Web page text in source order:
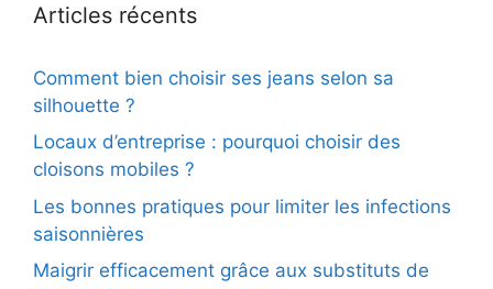
Articles récents
Comment bien choisir ses jeans selon sa
silhouette ?
Locaux d’entreprise : pourquoi choisir des
cloisons mobiles ?
Les bonnes pratiques pour limiter les infections
saisonnières
Maigrir efficacement grâce aux substituts de